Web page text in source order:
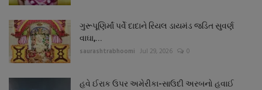
ગુરૂપૂણિર્માં પર્વે દાદાને રિયલ ડાયમંડ જડિત સુવર્ણ
વાઘા,...
saurashtrabhoomi Jul 29, 2026 0
હવે ઈરાક ઉપર અમેરીકા-સાઉદી અરબનો હવાઈ